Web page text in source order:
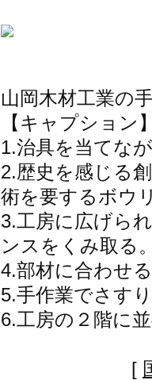
山岡木材工業の
【キャプション
1.治具を当てな
2.歴史を感じる
術を要するボウ
3.工房に広げら
ンスをくみ取る
4.部材に合わせ
5.手作業でさす
6.工房の２階に
[